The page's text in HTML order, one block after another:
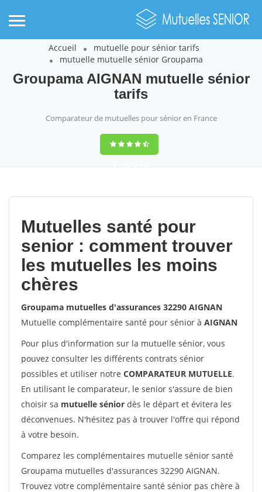
Accueil
mutuelle pour sénior tarifs
mutuelle mutuelle sénior Groupama
Groupama AIGNAN mutuelle sénior
tarifs
Comparateur de mutuelles pour sénior en France
9,2(100%)452
Mutuelles santé pour
senior : comment trouver
les mutuelles les moins
chères
Groupama mutuelles d'assurances 32290 AIGNAN
Mutuelle complémentaire santé pour sénior à AIGNAN
Pour plus d'information sur la mutuelle sénior, vous
pouvez consulter les différents contrats sénior
possibles et utiliser notre COMPARATEUR MUTUELLE.
En utilisant le comparateur, le senior s'assure de bien
choisir sa mutuelle sénior dès le départ et évitera les
déconvenues. N'hésitez pas à trouver l'offre qui répond
à votre besoin.
Comparez les complémentaires mutuelle sénior santé
Groupama mutuelles d'assurances 32290 AIGNAN.
Trouvez votre complémentaire santé sénior pas chère à